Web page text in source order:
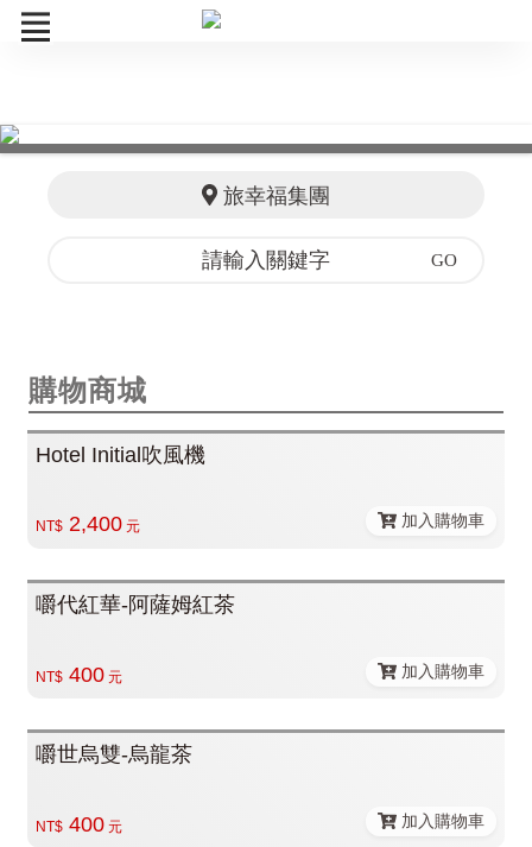
線上旅展
旅幸福集團
購物商城
Hotel Initial吹風機
NT$2,400元 加入購物車
嚼代紅華-阿薩姆紅茶
NT$400元 加入購物車
嚼世烏雙-烏龍茶
NT$400元 加入購物車